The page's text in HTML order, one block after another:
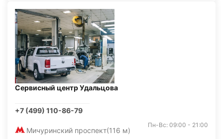
Сервисный центр Удальцова
+7 (499) 110-86-79
Мичуринский проспект(116 м)
Пн-Вс: 09:00 - 21:00